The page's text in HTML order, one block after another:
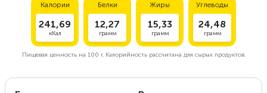
Калории
241,69
кКал
Белки
12,27
грамм
Жиры
15,33
грамм
Углеводы
24,48
грамм
Пищевая ценность на 100 г.Калорийность рассчитана для сырых продуктов.